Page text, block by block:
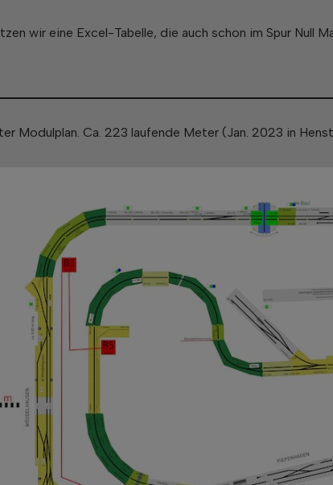
wir eine Excel-Tabelle, die auch schon im Spur
Modulplan. Ca. 223 laufende Meter (Jan. 2023 in